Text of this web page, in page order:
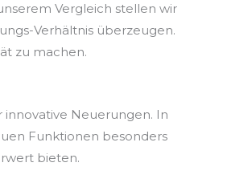
Vergleich stellen wir
Verhältnis überzeugen.
zu machen.
Neuerungen. In
Funktionen besonders
bieten.